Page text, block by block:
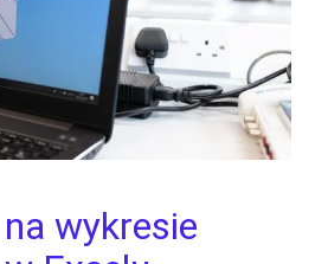
wykresie